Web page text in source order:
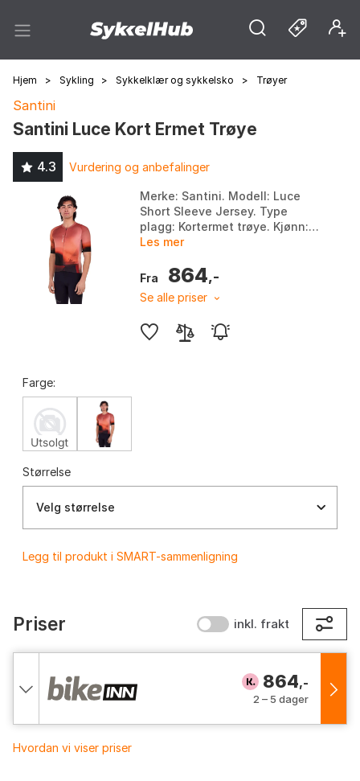
Hjem > Sykling > Sykkelklær og sykkelsko > Trøyer
Santini
Santini Luce Kort Ermet Trøye
4.3 Vurdering og anbefalinger
Merke: Santini. Modell: Luce
Short Sleeve Jersey. Type
plagg: Kortermet trøye. Kjønn:
Herre. Farge: Black, Green.
Les mer
Fra 864,-
Se alle priser
Farge:
Størrelse
Velg størrelse
Legg til produkt i SMART-sammenligning
Priser inkl. frakt
864,-
2 – 5 dager
Hvordan vi viser priser